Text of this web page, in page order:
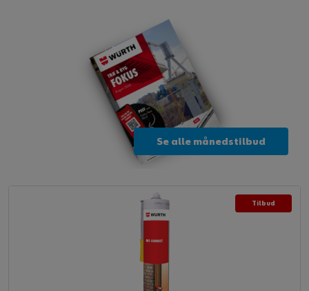
Se alle månedstilbud
Tilbud